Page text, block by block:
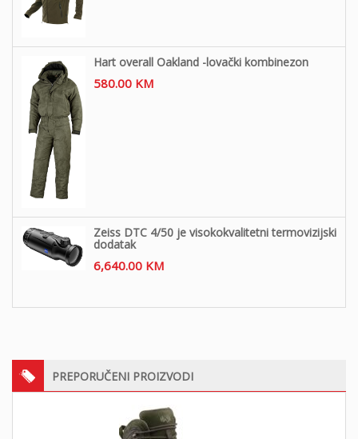
Hart overall Oakland -lovački kombinezon
580.00 KM
Zeiss DTC 4/50 je visokokvalitetni termovizijski
dodatak
6,640.00 KM
PREPORUČENI PROIZVODI